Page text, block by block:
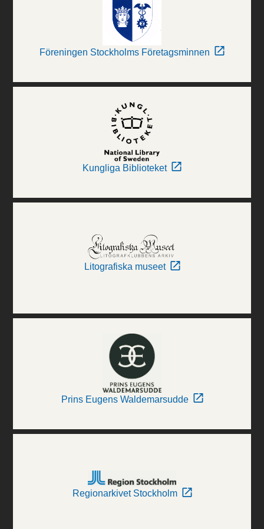
Föreningen Stockholms Företagsminnen
Kungliga Biblioteket
Litografiska museet
Prins Eugens Waldemarsudde
Regionarkivet Stockholm